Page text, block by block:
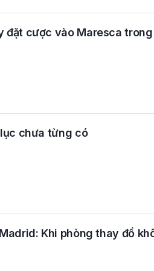
đặt cược vào Maresca trong
lục chưa từng có
Khi phòng thay đồ